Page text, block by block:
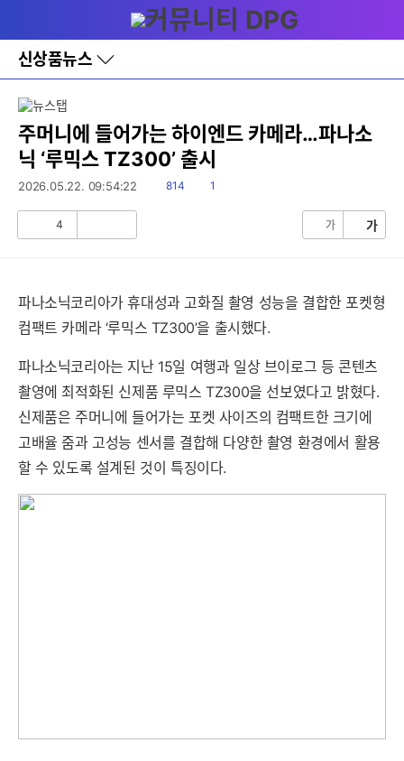
와
홈
신상품뉴스
바
로
레
이
어
토
주머니에 들어가는 하이엔드 카메라…파나소
닉 ‘루믹스 TZ300’ 출시
2026.05.22. 09:54:22
읽
814
댓1
4 가 가
파나소닉코리아가 휴대성과 고화질 촬영 성능을 결합한 포켓형
컴팩트 카메라 ‘루믹스 TZ300’을 출시했다.
파나소닉코리아는 지난 15일 여행과 일상 브이로그 등 콘텐츠
촬영에 최적화된 신제품 루믹스 TZ300을 선보였다고 밝혔다.
신제품은 주머니에 들어가는 포켓 사이즈의 컴팩트한 크기에
고배율 줌과 고성능 센서를 결합해 다양한 촬영 환경에서 활용
할 수 있도록 설계된 것이 특징이다.